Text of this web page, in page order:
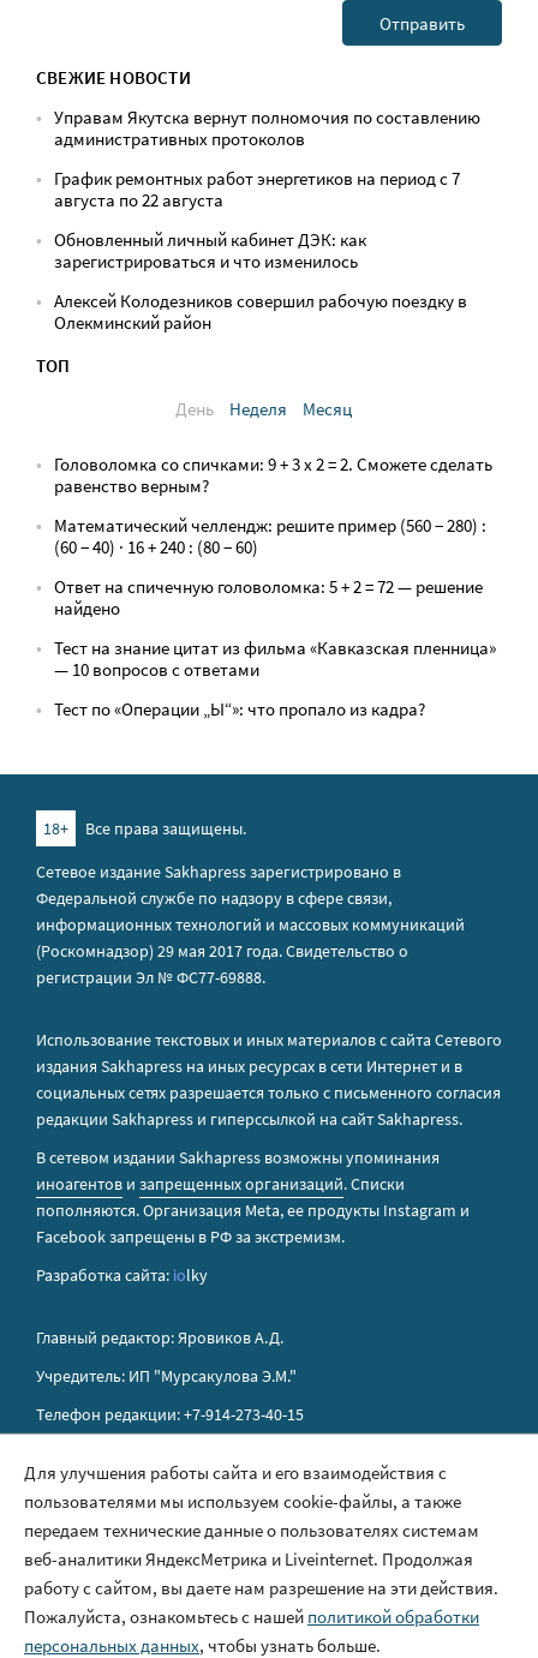
СВЕЖИЕ НОВОСТИ
Управам Якутска вернут полномочия по составлению
административных протоколов
График ремонтных работ энергетиков на период с 7
августа по 22 августа
Обновленный личный кабинет ДЭК: как
зарегистрироваться и что изменилось
Алексей Колодезников совершил рабочую поездку в
Олекминский район
ТОП
День
Неделя Месяц
Головоломка со спичками: 9 + 3 х 2 = 2. Сможете сделать
равенство верным?
Математический челлендж: решите пример (560 − 280) :
(60 − 40) · 16 + 240 : (80 − 60)
Ответ на спичечную головоломка: 5 + 2 = 72 — решение
найдено
Тест на знание цитат из фильма «Кавказская пленница»
— 10 вопросов с ответами
Тест по «Операции „Ы“»: что пропало из кадра?
18+
Все права защищены.
Сетевое издание Sakhapress зарегистрировано в
Федеральной службе по надзору в сфере связи,
информационных технологий и массовых коммуникаций
(Роскомнадзор) 29 мая 2017 года. Свидетельство о
регистрации Эл № ФС77-69888.
Использование текстовых и иных материалов с сайта Сетевого
издания Sakhapress на иных ресурсах в сети Интернет и в
социальных сетях разрешается только с письменного согласия
редакции Sakhapress и гиперссылкой на сайт Sakhapress.
В сетевом издании Sakhapress возможны упоминания
иноагентов и запрещенных организаций. Списки
пополняются. Организация Metа, ее продукты Instagram и
Facebook запрещены в РФ за экстремизм.
Разработка сайта: iolky
Главный редактор: Яровиков А.Д.
Учредитель: ИП "Мурсакулова Э.М."
Телефон редакции: +7-914-273-40-15
Правила сайта
Политика обработки персональных данных
Размещение рекламы
Контакты
Для улучшения работы сайта и его взаимодействия с
пользователями мы используем cookie-файлы, а также
передаем технические данные о пользователях системам
веб-аналитики ЯндексМетрика и Liveinternet. Продолжая
работу с сайтом, вы даете нам разрешение на эти действия.
Пожалуйста, ознакомьтесь с нашей политикой обработки
персональных данных, чтобы узнать больше.